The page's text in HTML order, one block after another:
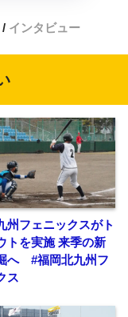
インタビュー
州フェニックスがト
トを実施 来季の新
へ #福岡北九州フ
ス